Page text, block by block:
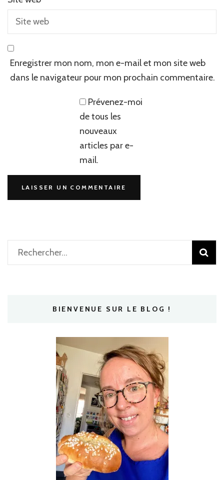
Enregistrer mon nom, mon e-mail et mon site web
dans le navigateur pour mon prochain commentaire.
Prévenez-moi
de tous les
nouveaux
articles par e-
mail.
Rechercher :
BIENVENUE SUR LE BLOG !